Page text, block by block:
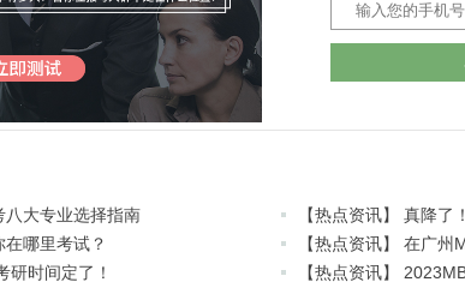
八大专业选择指南
在哪里考试？
【热点资讯】 在广州
研时间定了！